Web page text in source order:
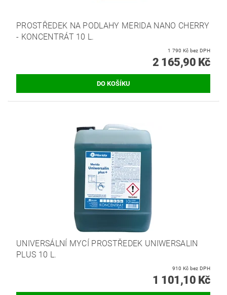
PROSTŘEDEK NA PODLAHY MERIDA NANO CHERRY
- KONCENTRÁT 10 L.
1 790 Kč bez DPH
2 165,90 Kč
UNIVERSÁLNÍ MYCÍ PROSTŘEDEK UNIWERSALIN
PLUS 10 L.
910 Kč bez DPH
1 101,10 Kč